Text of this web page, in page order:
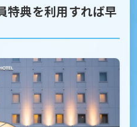
特典を利用すれば早